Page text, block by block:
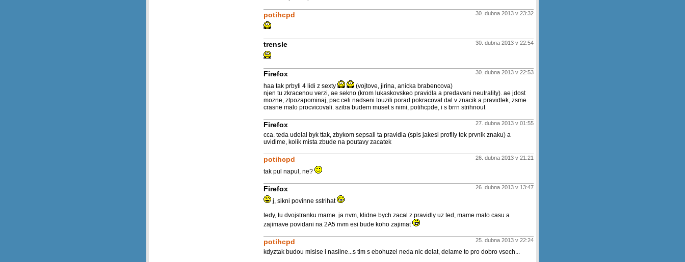
30. dubna 2013 v 23:32
potihcpd
30. dubna 2013 v 22:54
trensle
30. dubna 2013 v 22:53
Firefox
haa tak prbyli 4 lidi z sexty
(vojtove, jirina, anicka brabencova)
njen tu zkracenou verzi, ae sekno (krom lukaskovskeo pravidla a predavani neutrality). ae jdost
mozne, ztpozapominaj, pac celi nadseni touzili porad pokracovat dal v znacik a pravidlek, zsme
crasne malo procvicovali. szitra budem muset s nimi, potihcpde, i s brrn strihnout
27. dubna 2013 v 01:55
Firefox
cca. teda udelal byk ttak, zbykom sepsali ta pravidla (spis jakesi profily tek prvnik znaku) a
uvidime, kolik mista zbude na poutavy zacatek
26. dubna 2013 v 21:21
potihcpd
tak pul napul, ne?
26. dubna 2013 v 13:47
Firefox
j, sikni povinne sstrihat
tedy, tu dvojstranku mame. ja nvm, klidne bych zacal z pravidly uz ted, mame malo casu a
zajimave povidani na 2A5 nvm esi bude koho zajimat
25. dubna 2013 v 22:24
potihcpd
kdyztak budou misise i nasilne...s tim s ebohuzel neda nic delat, delame to pro dobro vsech...